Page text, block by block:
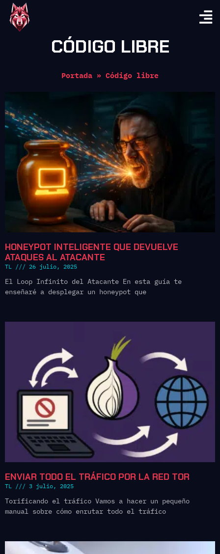
CÓDIGO LIBRE
Portada » Código libre
HONEYPOT INTELIGENTE QUE DEVUELVE
ATAQUES AL ATACANTE
TL 26 julio, 2025
El Loop Infinito del Atacante En esta guía te
enseñaré a desplegar un honeypot que
ENVIAR TODO EL TRÁFICO POR LA RED TOR
TL 3 julio, 2025
Torificando el tráfico Vamos a hacer un pequeño
manual sobre cómo enrutar todo el tráfico